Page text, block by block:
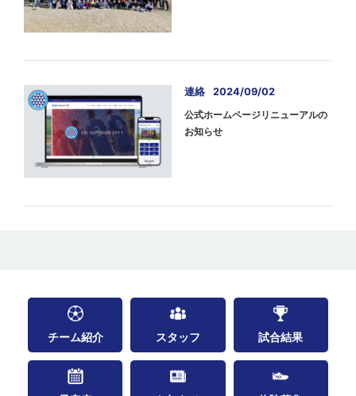
連絡
2024/09/02
公式ホームページリニューアルの
お知らせ
チーム紹介 スタッフ 試合結果